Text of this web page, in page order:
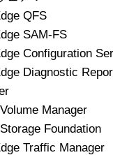
QFS
SAM-FS
Configuration
Diagnostic
Manager
Foundation
Traffic Manager